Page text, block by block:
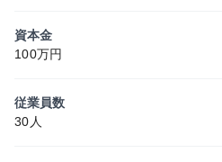
資本金
100万円
従業員数
30人